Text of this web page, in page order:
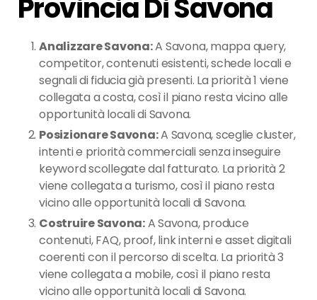
Provincia Di Savona
Analizzare Savona:A Savona, mappa query,
competitor, contenuti esistenti, schede locali e
segnali di fiducia già presenti. La priorità 1 viene
collegata a costa, così il piano resta vicino alle
opportunità locali di Savona.
Posizionare Savona:A Savona, sceglie cluster,
intenti e priorità commerciali senza inseguire
keyword scollegate dal fatturato. La priorità 2
viene collegata a turismo, così il piano resta
vicino alle opportunità locali di Savona.
Costruire Savona:A Savona, produce
contenuti, FAQ, proof, link interni e asset digitali
coerenti con il percorso di scelta. La priorità 3
viene collegata a mobile, così il piano resta
vicino alle opportunità locali di Savona.